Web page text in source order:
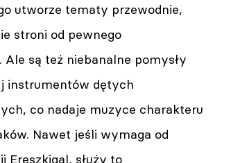
utworze tematy przewodnie,
stroni od pewnego
są też niebanalne pomysły
instrumentów dętych
co nadaje muzyce charakteru
Nawet jeśli wymaga od
Ereszkigal, służy to